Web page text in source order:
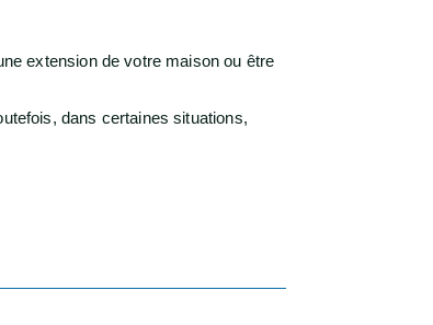
extension de votre maison ou être
dans certaines situations,